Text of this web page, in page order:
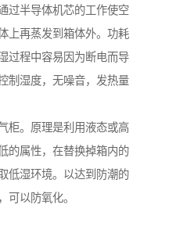
过半导体机芯的工作使空
上再蒸发到箱体外。功耗
过程中容易因为断电而导
制湿度，无噪音，发热量
柜。原理是利用液态或高
的属性，在替换掉箱内的
低湿环境。以达到防潮的
可以防氧化。